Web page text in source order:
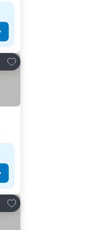
Føj til favoritter
Føj til favoritter